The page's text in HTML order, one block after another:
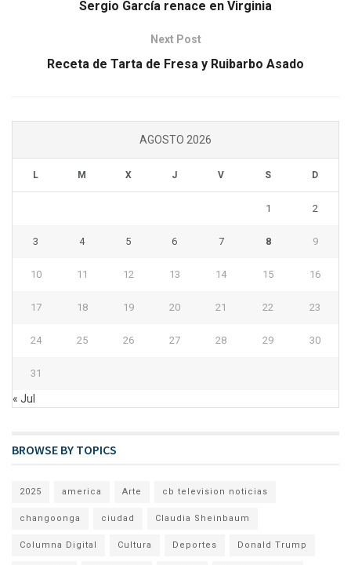
Sergio García renace en Virginia
Next Post
Receta de Tarta de Fresa y Ruibarbo Asado
AGOSTO 2026
L M X J V S D
1 2
3 4 5 6 7 8 9
10 11 12 13 14 15 16
17 18 19 20 21 22 23
24 25 26 27 28 29 30
31
« Jul
BROWSE BY TOPICS
2025 america Arte cb television noticias
changoonga ciudad Claudia Sheinbaum
Columna Digital Cultura Deportes Donald Trump